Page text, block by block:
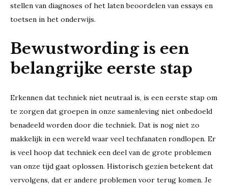
stellen van diagnoses of het laten beoordelen van essays en
toetsen in het onderwijs.
Bewustwording is een
belangrijke eerste stap
Erkennen dat techniek niet neutraal is, is een eerste stap om
te zorgen dat groepen in onze samenleving niet onbedoeld
benadeeld worden door die techniek. Dat is nog niet zo
makkelijk in een wereld waar veel techfanaten rondlopen. Er
is veel hoop dat techniek een deel van de grote problemen
van onze tijd gaat oplossen. Historisch gezien betekent dat
vervolgens, dat er andere problemen voor terug komen. Je